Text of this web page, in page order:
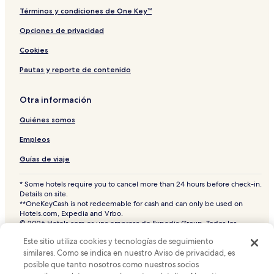
Hoteles 3 estrellas en Ossos
Hoteles LGBTQIA en Búzios
Hoteles con desayuno incluido en Tartaruga
Hoteles cerca de Playa Geriba
Hoteles baratos en Búzios
Hoteles con desayuno incluido en Búzios
Pousadas en Pueblo de Ferradura
Hoteles en Praia de Geribá
B&B en Búzios
Hoteles de negocios en Búzios
Hoteles con desayuno incluido en Pueblo de Ferradura
Hoteles cerca de Centro de Visitantes del Parque del
Arrecife de Coral
Términos y condiciones de One Key™
Opciones de privacidad
Cookies
Pautas y reporte de contenido
Otra información
Quiénes somos
Empleos
Guías de viaje
* Some hotels require you to cancel more than 24 hours before check-in.
Details on site.
**OneKeyCash is not redeemable for cash and can only be used on
Hotels.com, Expedia and Vrbo.
© 2026 Hotels.com es una empresa de Expedia Group. Todos los
Hoteles.com y el logotipo de Hoteles.com son marcas comerciales o
marcas comerciales registradas de Hotels.com, L.P. CST# 2029030-50.
Este sitio utiliza cookies y tecnologías de seguimiento
similares. Como se indica en nuestro Aviso de privacidad, es
posible que tanto nosotros como nuestros socios